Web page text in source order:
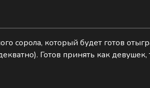
сорола, который будет готов
Готов принять как